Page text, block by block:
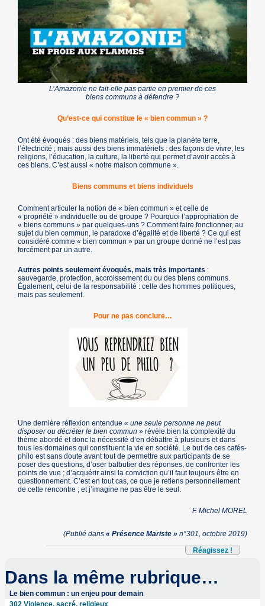
L’Amazonie ne fait-elle pas partie en premier de ces
biens communs à défendre ?
Qu’est-ce qui constitue le « bien commun » ?
Ont été évoqués : des biens matériels, tels que la planète terre,
l’électricité ; mais aussi des biens immatériels : des façons de vivre, les
religions, l’éducation, la culture, la liberté qui permet d’avoir accès à
ces biens. C’est aussi « notre maison commune ».
Biens communs et biens individuels
Comment articuler la notion de « bien commun » et celle de
« propriété » individuelle ou de groupe ? Pourquoi l’appropriation de
« biens communs » par quelques-uns ? Comment faire fonctionner, au
sujet du bien commun, le paradoxe d’égalité et de liberté ? Ce qui est
considéré comme « bien commun » par un groupe donné ne l’est pas
forcément par un autre.
Autres points seulement évoqués, mais très importants :
sauvegarde, protection, accroissement du ou des biens communs.
Également, celui de la responsabilité : celle des hommes politiques,
mais pas seulement.
Pour ne pas conclure…
Une dernière réflexion entendue« une seule personne ne peut
disposer ou décréter le bien commun »révèle bien la complexité du
thème abordé et donc la nécessité d’en débattre à plusieurs et dans
tous les domaines qui constituent la vie en société. Le but de ces cafés-
philo est sans doute avant tout de permettre aux participants de se
poser des questions, d’oser balbutier des réponses, de confronter les
points de vue ; d’acquérir ainsi la conviction qu’il faut toujours être en
questionnement. C’est en tout cas, ce que je retiens personnellement
de cette rencontre ; et j’imagine ne pas être le seul.
F. Michel MOREL
(Publié dans « Présence Mariste »n°301, octobre 2019)
Réagissez !
Dans la même rubrique…
Le bien commun : un enjeu pour demain